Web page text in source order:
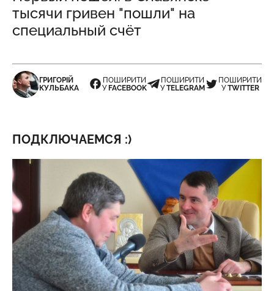
тысячи гривен "пошли" на
специальный счёт
ГРИГОРІЙ
КУЛЬБАКА
ПОШИРИТИ
У FACEBOOK
ПОШИРИТИ
УTELEGRAM
ПОШИРИТИ
УTWITTER
ПОДКЛЮЧАЕМСЯ :)